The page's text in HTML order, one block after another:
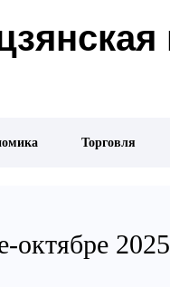
Торговля
октябре